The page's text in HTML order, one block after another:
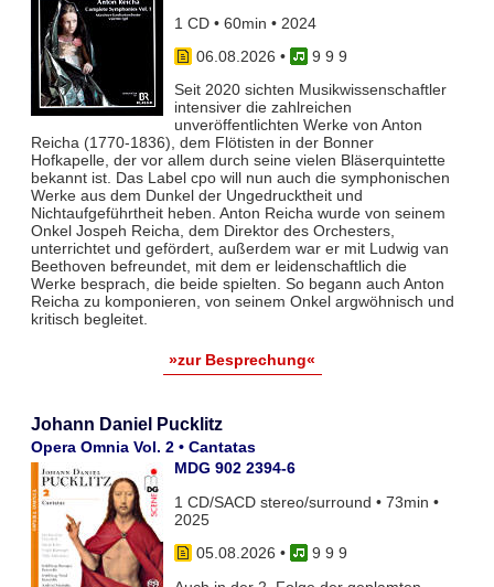
1 CD • 60min • 2024
06.08.2026 •
9 9 9
Seit 2020 sichten Musikwissenschaftler
intensiver die zahlreichen
unveröffentlichten Werke von Anton
Reicha (1770-1836), dem Flötisten in der Bonner
Hofkapelle, der vor allem durch seine vielen Bläserquintette
bekannt ist. Das Label cpo will nun auch die symphonischen
Werke aus dem Dunkel der Ungedrucktheit und
Nichtaufgeführtheit heben. Anton Reicha wurde von seinem
Onkel Jospeh Reicha, dem Direktor des Orchesters,
unterrichtet und gefördert, außerdem war er mit Ludwig van
Beethoven befreundet, mit dem er leidenschaftlich die
Werke besprach, die beide spielten. So begann auch Anton
Reicha zu komponieren, von seinem Onkel argwöhnisch und
kritisch begleitet.
»zur Besprechung«
Johann Daniel Pucklitz
Opera Omnia Vol. 2 • Cantatas
MDG 902 2394-6
1 CD/SACD stereo/surround • 73min •
2025
05.08.2026 •
9 9 9